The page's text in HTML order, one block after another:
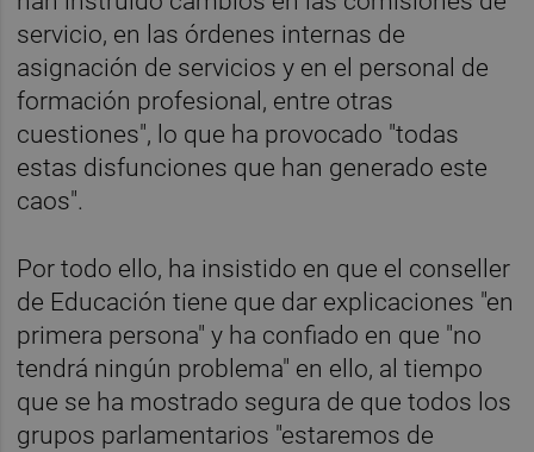
servicio, en las órdenes internas de
asignación de servicios y en el personal de
formación profesional, entre otras
cuestiones", lo que ha provocado "todas
estas disfunciones que han generado este
caos".
Por todo ello, ha insistido en que el conseller
de Educación tiene que dar explicaciones "en
primera persona" y ha confiado en que "no
tendrá ningún problema" en ello, al tiempo
que se ha mostrado segura de que todos los
grupos parlamentarios "estaremos de